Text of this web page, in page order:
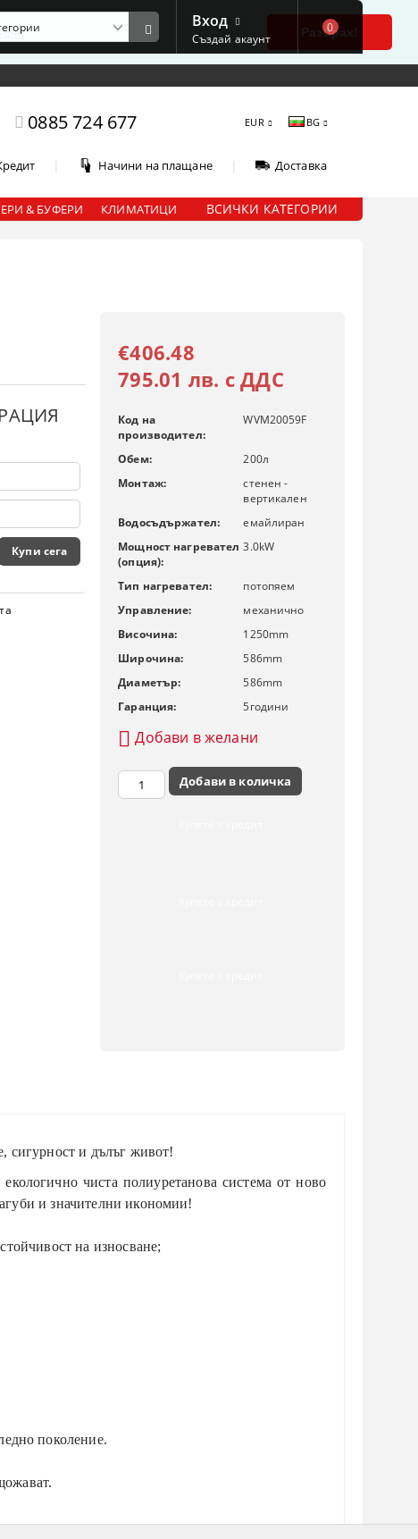
Разбрах!
0885 724 677 EUR BG
Начини на плащане Доставка
Вход
Създай акаунт
0
& БУФЕРИ КЛИМАТИЦИ ВСИЧКИ КАТЕГОРИИ
€406.48
795.01 лв. с ДДС
Код на
производител:
WVM20059F
Обем: 200л
Монтаж:
стенен -
вертикален
Водосъдържател:
емайлиран
Мощност нагревател
(опция):
3.0kW
Тип нагревател:
потопяем
Управление:
механично
Височина:
1250mm
Широчина:
586mm
Диаметър:
586mm
Гаранция:
5години
Добави в желани
сигурност и дълъг живот!
чиста полиуретанова система от ново
и значителни икономии!
на износване;
поколение.